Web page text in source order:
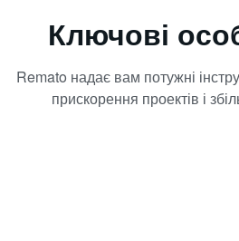
Ключові
Remato надає вам потужні
прискорення проектів і